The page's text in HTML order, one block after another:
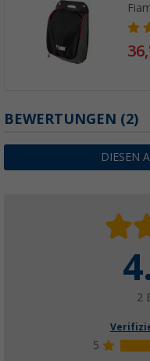
36,
BEWERTUNGEN (2)
DIESEN
2
5